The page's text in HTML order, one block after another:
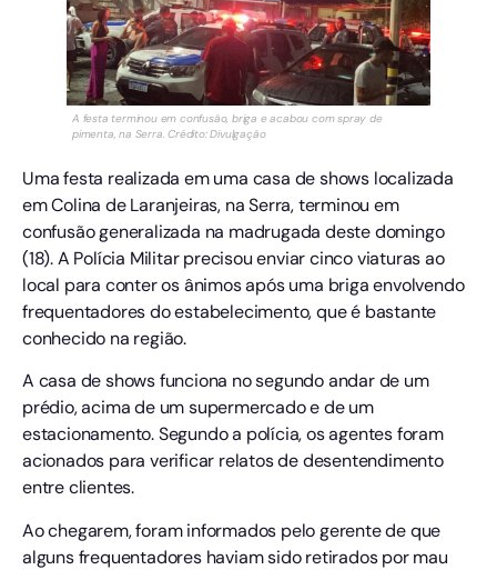
A festa terminou em confusão, briga e acabou com spray de
pimenta, na Serra. Crédito: Divulgação
Uma festa realizada em uma casa de shows localizada
em Colina de Laranjeiras, na Serra, terminou em
confusão generalizada na madrugada deste domingo
(18). A Polícia Militar precisou enviar cinco viaturas ao
local para conter os ânimos após uma briga envolvendo
frequentadores do estabelecimento, que é bastante
conhecido na região.
A casa de shows funciona no segundo andar de um
prédio, acima de um supermercado e de um
estacionamento. Segundo a polícia, os agentes foram
acionados para verificar relatos de desentendimento
entre clientes.
Ao chegarem, foram informados pelo gerente de que
alguns frequentadores haviam sido retirados por mau